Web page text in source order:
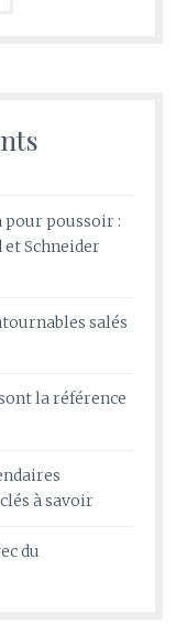
pour poussoir :
Schneider
salés
la référence
à savoir
du